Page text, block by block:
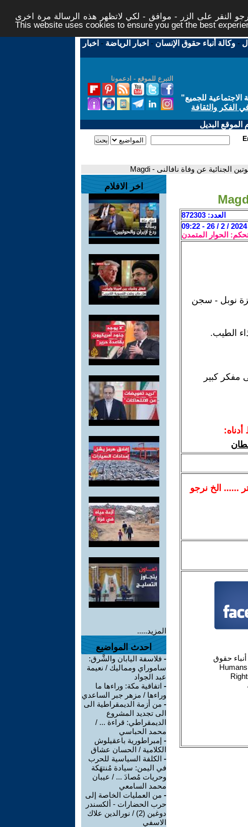
النقر على الزر - موافق - لكي لاتظهر هذه الرسالة مرة اخرى -
This website uses cookies to ensure you get the best
-وكالة أنباء حقوق الإنسان - اخبار الرياضة - اخبار
التبرع للموقع - ادعمونا
للجميع"
الفكر والثقافة
البديل
العدد: 872303
2024 / 2 / 26 - 09:22
الحوار المتمدن
) - حاصل على جائزة نوبل - سجن
الطيب.
مفكر كبير
...... الخ نرجو
اخر الافلام
المزيد.....
احدث المواضيع
- فلاسفة اليابان والشَّرق:
ساموراي ومماليك / نعيمة
عبد الجواد
- اتفاقية مكة: وراءها ما
وراءها / مزهر جبر الساعدي
- من أزمة الديمقراطية الى
الى تجديد المشروع
الديمقراطي: قراءة ... /
محمد الحباسي
- إمبراطورية باعقيلوش
الكلامية / الحسان عشاق
- الكلفة السياسية للحرب
في اليمن: سيادة مُنتهَكة
وحريات مُصادَ ... / عيبان
محمد السامعي
- من العمليات الخاصة إلى
حرب الحضارات - ألكسندر
دوغين (2) / نورالدين علاك
الاسفي